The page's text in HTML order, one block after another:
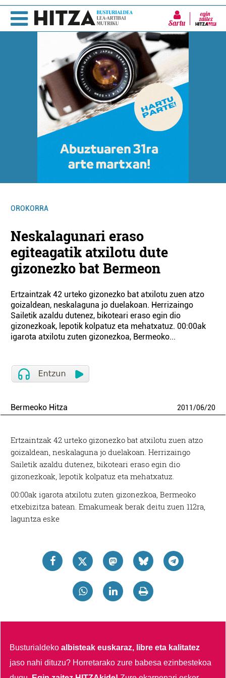
Sartu
OROKORRA
Neskalagunari eraso
egiteagatik atxilotu dute
gizonezko bat Bermeon
Ertzaintzak 42 urteko gizonezko bat atxilotu zuen atzo
goizaldean, neskalaguna jo duelakoan. Herrizaingo
Sailetik azaldu dutenez, bikoteari eraso egin dio
gizonezkoak, lepotik kolpatuz eta mehatxatuz. 00:00ak
igarota atxilotu zuten gizonezkoa, Bermeoko...
Bermeoko Hitza 2011/06/20
Ertzaintzak 42 urteko gizonezko bat atxilotu zuen atzo
goizaldean, neskalaguna jo duelakoan. Herrizaingo
Sailetik azaldu dutenez, bikoteari eraso egin dio
gizonezkoak, lepotik kolpatuz eta mehatxatuz.
00:00ak igarota atxilotu zuten gizonezkoa, Bermeoko
etxebizitza batean. Emakumeak berak deitu zuen 112ra,
laguntza eske
Busturialdekoalbisteak euskaraz, libre eta kalitatez
jaso nahi dituzu? Horretarako zure babesa ezinbestekoa